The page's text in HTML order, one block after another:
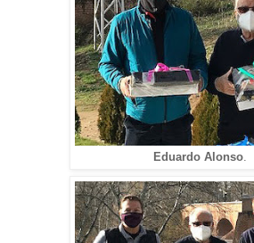
Eduardo Alonso.